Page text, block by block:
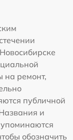
на ремонт,
публичной
и
обозначить